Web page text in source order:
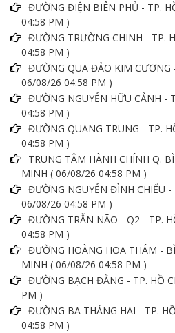
ĐƯỜNG ĐIỆN BIÊN PHỦ - TP.
04:58 PM )
ĐƯỜNG TRƯỜNG CHINH - TP.
04:58 PM )
ĐƯỜNG QUA ĐẢO KIM CƯƠNG
06/08/26 04:58 PM )
ĐƯỜNG NGUYỄN HỮU CẢNH -
04:58 PM )
ĐƯỜNG QUANG TRUNG - TP.
04:58 PM )
TRUNG TÂM HÀNH CHÍNH Q.
MINH ( 06/08/26 04:58 PM )
ĐƯỜNG NGUYỄN ĐÌNH CHIỂU
06/08/26 04:58 PM )
ĐƯỜNG TRẪN NÃO - Q2 - TP.
04:58 PM )
ĐƯỜNG HOÀNG HOA THÁM -
MINH ( 06/08/26 04:58 PM )
ĐƯỜNG BẠCH ĐẰNG - TP. HỒ
PM )
ĐƯỜNG BA THÁNG HAI - TP.
04:58 PM )